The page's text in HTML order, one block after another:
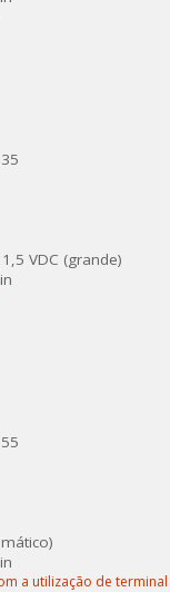
VDC (grande)
a utilização de